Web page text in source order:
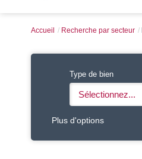
Accueil Recherche par secteur
Type de bien
Sélectionnez...
Plus d'options